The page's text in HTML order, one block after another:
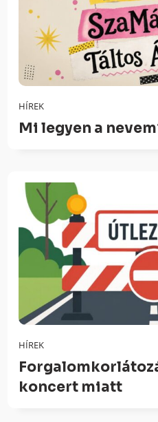
HÍREK
Mi legyen a
HÍREK
koncert miatt